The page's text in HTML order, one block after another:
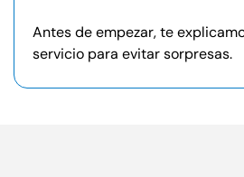
Antes de empezar, te
servicio para evitar sorpresas.